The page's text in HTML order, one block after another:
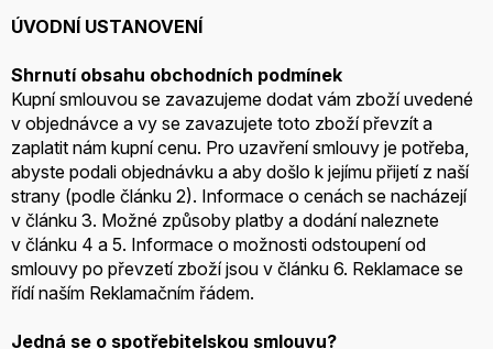
ÚVODNÍ USTANOVENÍ
Shrnutí obsahu obchodních podmínek
Kupní smlouvou se zavazujeme dodat vám zboží uvedené
v objednávce a vy se zavazujete toto zboží převzít a
zaplatit nám kupní cenu. Pro uzavření smlouvy je potřeba,
abyste podali objednávku a aby došlo k jejímu přijetí z naší
strany (podle článku 2). Informace o cenách se nacházejí
v článku 3. Možné způsoby platby a dodání naleznete
v článku 4 a 5. Informace o možnosti odstoupení od
smlouvy po převzetí zboží jsou v článku 6. Reklamace se
řídí naším Reklamačním řádem.
Jedná se o spotřebitelskou smlouvu?